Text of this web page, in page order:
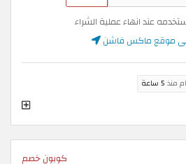
عند انهاء عملية الشراء
إلى موقع ماكس فاشن
منذ 5 ساعة
كوبون خصم